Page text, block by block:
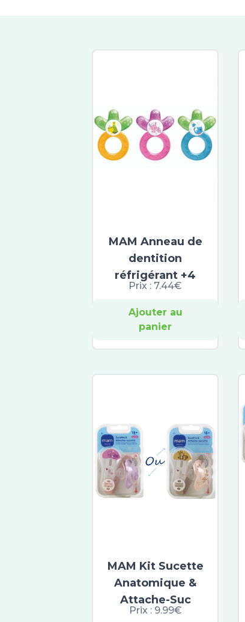
MAM Anneau de
dentition
réfrigérant +4
Prix : 7.44€
Ajouter au
panier
MAM Kit Sucette
Anatomique &
Attache-Suc
Prix : 9.99€